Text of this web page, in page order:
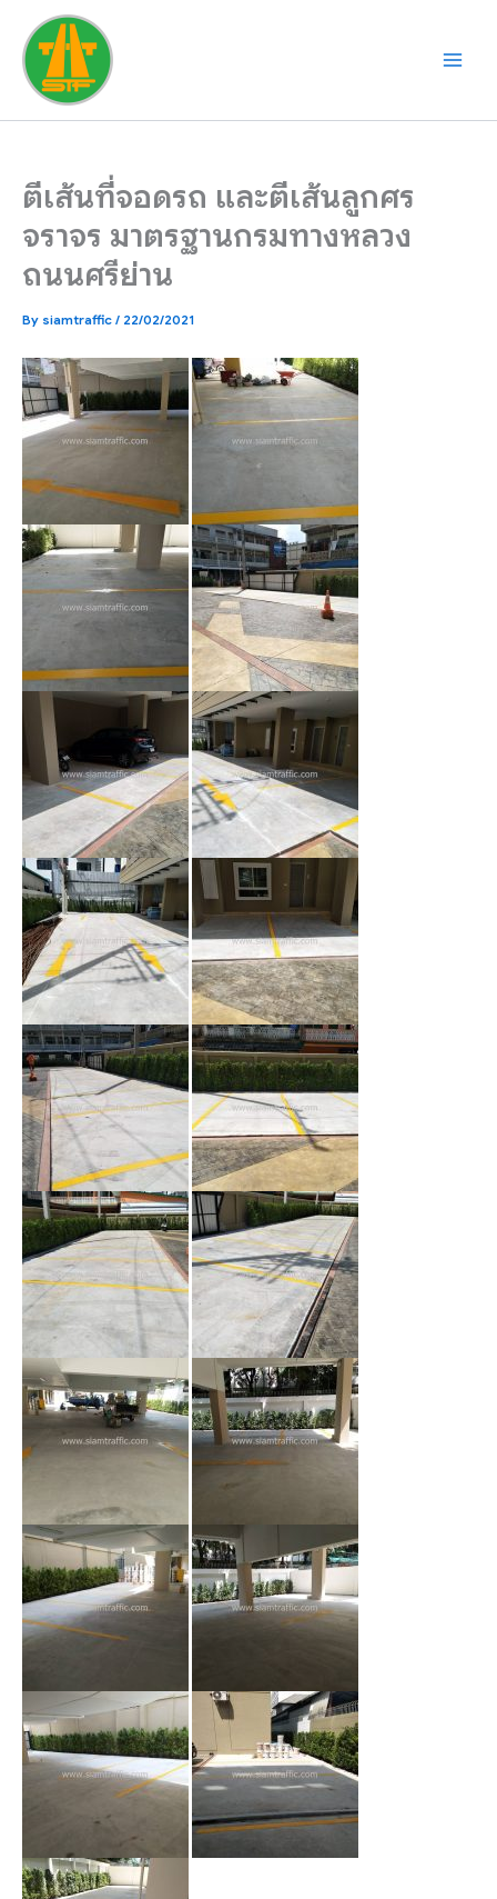
content
ตีเส้นที่จอดรถ และตีเส้นลูกศร
จราจร มาตรฐานกรมทางหลวง
ถนนศรีย่าน
By siamtraffic / 22/02/2021